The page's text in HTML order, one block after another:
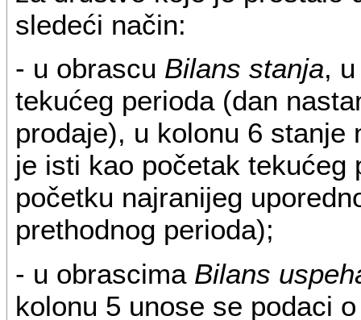
sledeći način:
- u obrascu Bilans stanja,
tekućeg perioda (dan
prodaje), u kolonu 6 stanje
je isti kao početak tekućeg
početku najranijeg
prethodnog perioda);
- u obrascima Bilans
kolonu 5 unose se podaci